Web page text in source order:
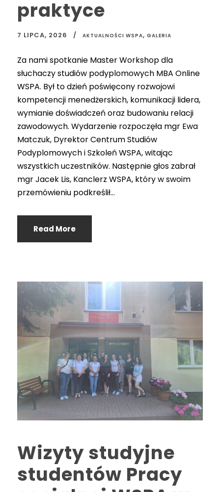
praktyce
7 LIPCA, 2026 AKTUALNOŚCI WSPA, GALERIA
Za nami spotkanie Master Workshop dla
słuchaczy studiów podyplomowych MBA Online
WSPA. Był to dzień poświęcony rozwojowi
kompetencji menedżerskich, komunikacji lidera,
wymianie doświadczeń oraz budowaniu relacji
zawodowych. Wydarzenie rozpoczęła mgr Ewa
Matczuk, Dyrektor Centrum Studiów
Podyplomowych i Szkoleń WSPA, witając
wszystkich uczestników. Następnie głos zabrał
mgr Jacek Lis, Kanclerz WSPA, który w swoim
przemówieniu podkreślił...
Read More
Wizyty studyjne
studentów Pracy